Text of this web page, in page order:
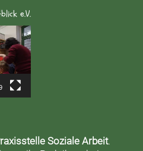
e.V.
Soziale Arbeit.